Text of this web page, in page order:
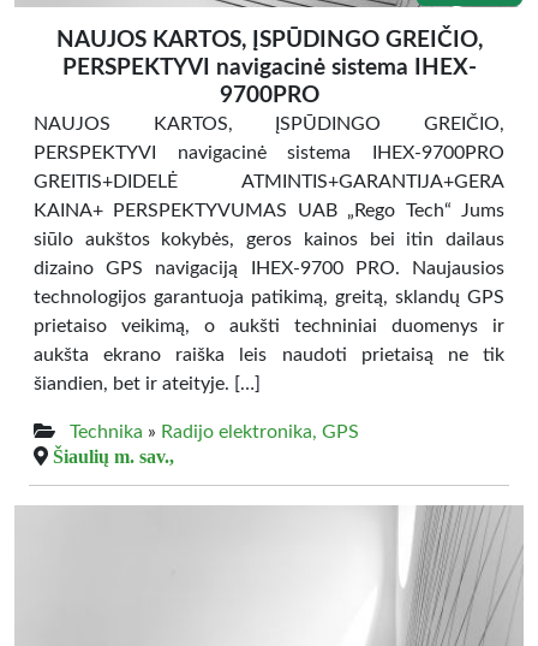
NAUJOS KARTOS, ĮSPŪDINGO GREIČIO,
PERSPEKTYVI navigacinė sistema IHEX-
9700PRO
NAUJOS KARTOS, ĮSPŪDINGO GREIČIO,
PERSPEKTYVI navigacinė sistema IHEX-9700PRO
GREITIS+DIDELĖ ATMINTIS+GARANTIJA+GERA
KAINA+ PERSPEKTYVUMAS UAB „Rego Tech“ Jums
siūlo aukštos kokybės, geros kainos bei itin dailaus
dizaino GPS navigaciją IHEX-9700 PRO. Naujausios
technologijos garantuoja patikimą, greitą, sklandų GPS
prietaiso veikimą, o aukšti techniniai duomenys ir
aukšta ekrano raiška leis naudoti prietaisą ne tik
šiandien, bet ir ateityje. […]
Technika » Radijo elektronika, GPS
Šiaulių m. sav.,